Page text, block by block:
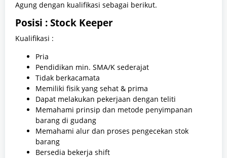
Agung dengan kualifikasi sebagai berikut.
Posisi : Stock Keeper
Kualifikasi :
Pria
Pendidikan min. SMA/K sederajat
Tidak berkacamata
Memiliki fisik yang sehat & prima
Dapat melakukan pekerjaan dengan teliti
Memahami prinsip dan metode penyimpanan
barang di gudang
Memahami alur dan proses pengecekan stok
barang
Bersedia bekerja shift